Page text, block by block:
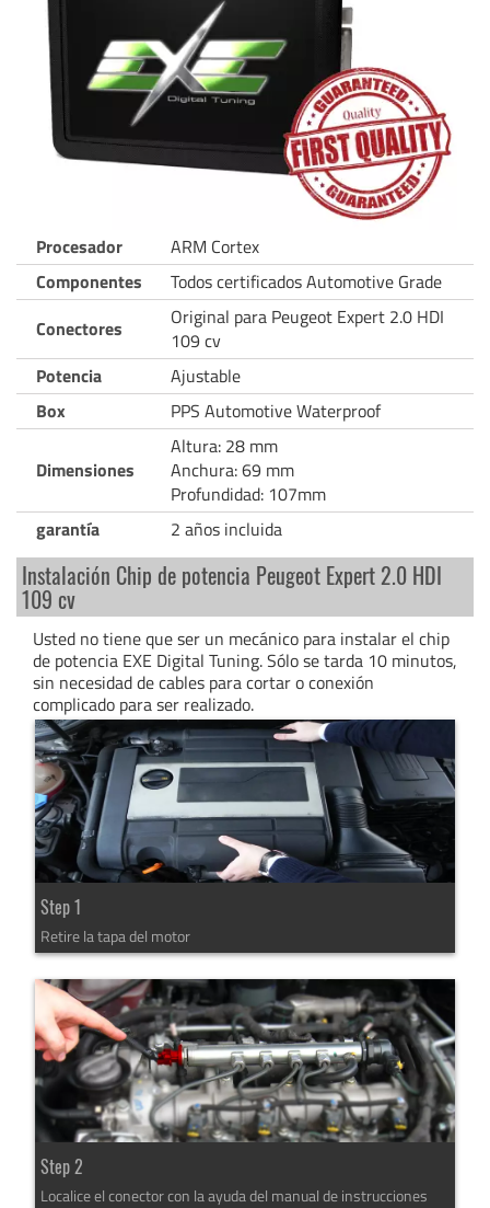
Procesador
ARM Cortex
Componentes
Todos certificados Automotive Grade
Conectores
Original para Peugeot Expert 2.0 HDI
109 cv
Potencia
Ajustable
Box
PPS Automotive Waterproof
Dimensiones
Altura: 28 mm
Anchura: 69 mm
Profundidad: 107mm
garantía
2 años incluida
Instalación Chip de potencia Peugeot Expert 2.0 HDI
109 cv
Usted no tiene que ser un mecánico para instalar el chip
de potencia EXE Digital Tuning. Sólo se tarda 10 minutos,
sin necesidad de cables para cortar o conexión
complicado para ser realizado.
Step 1
Retire la tapa del motor
Step 2
Localice el conector con la ayuda del manual de instrucciones